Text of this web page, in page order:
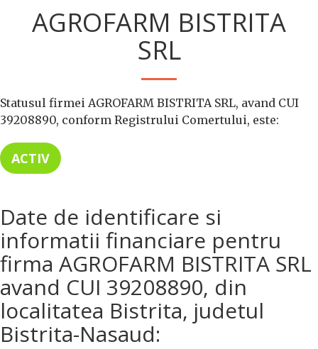
AGROFARM BISTRITA
SRL
Statusul firmei AGROFARM BISTRITA SRL, avand CUI
39208890, conform Registrului Comertului, este:
ACTIV
Date de identificare si
informatii financiare pentru
firma AGROFARM BISTRITA SRL
avand CUI 39208890, din
localitatea Bistrita, judetul
Bistrita-Nasaud: